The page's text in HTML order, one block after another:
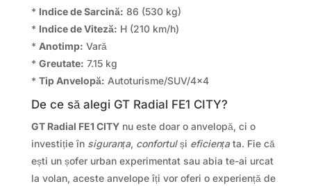
* Indice de Sarcină: 86 (530 kg)
* Indice de Viteză: H (210 km/h)
* Anotimp: Vară
* Greutate: 7.15 kg
* Tip Anvelopă: Autoturisme/SUV/4×4
De ce să alegi GT Radial FE1 CITY?
GT Radial FE1 CITYnu este doar o anvelopă, ci o
investiție în siguranța, confortulși eficiențata. Fie că
ești un șofer urban experimentat sau abia te-ai urcat
la volan, aceste anvelope îți vor oferi o experiență de